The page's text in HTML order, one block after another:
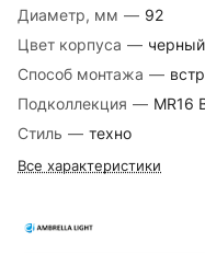
Диаметр, мм — 92
Цвет корпуса —
Способ монтажа —
Подколлекция — MR16
Стиль — техно
Все характеристики